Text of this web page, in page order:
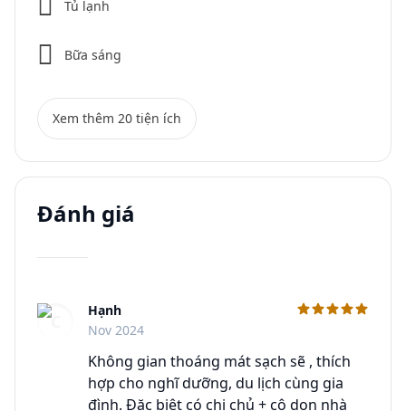
Tủ lạnh
Bữa sáng
Xem thêm 20 tiện ích
Đánh giá
C
Hạnh
Nov 2024
Không gian thoáng mát sạch sẽ , thích
hợp cho nghĩ dưỡng, du lịch cùng gia
đình. Đặc biệt có chị chủ + cô dọn nhà